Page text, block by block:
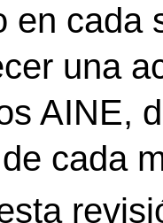
en cada
una
AINE,
cada